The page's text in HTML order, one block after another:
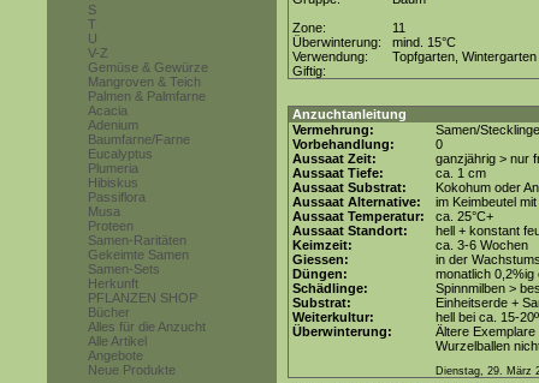
S
T
U
V-Z
Gemüse & Gewürze
Mangroven & Teich
Palmen & Palmfarne
Acacia
Adenium
Baumfarne/Farne
Eucalyptus
Plumeria
Hibiskus
Passiflora
Musa
Proteen
Samen-Raritäten
Gekeimte Samen
Samen-Sets
Herkunft
PFLANZEN SHOP
Bücher
Alles für die Anzucht
Alle Artikel
Angebote
Neue Produkte
Zone:
11
Überwinterung:
mind. 15°C
Verwendung:
Topfgarten, Wintergarten
Giftig:
Anzuchtanleitung
Vermehrung:
Samen/Stecklinge
Vorbehandlung:
0
Aussaat Zeit:
ganzjährig > nur
Aussaat Tiefe:
ca. 1 cm
Aussaat Substrat:
Kokohum oder
Aussaat Alternative:
im Keimbeutel
Aussaat Temperatur:
ca. 25°C+
Aussaat Standort:
hell + konstant
Keimzeit:
ca. 3-6 Wochen
Giessen:
in der
Düngen:
monatlich
Schädlinge:
Spinnmilben >
Substrat:
Einheitserde +
Weiterkultur:
hell bei ca. 15-
Überwinterung:
Ältere
Wurzelballen
Dienstag, 29. März